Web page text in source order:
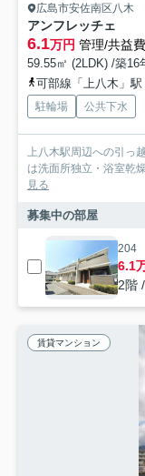
広島市安佐南区八木
アンフレッチェ
6.1万円 管理/共益
59.55㎡ (2LDK) /築16
可部線「上八木」
駐輪場 公共下水
上八木駅周辺への引っ
は洗面所独立・浴室乾
見る
募集中の部屋
204
6.1
2階
賃貸マンション